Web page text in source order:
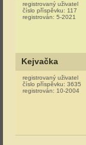
registrovaný uživatel
číslo příspěvku: 117
registrován: 5-2021
Kejvačka
registrovaný uživatel
číslo příspěvku: 3635
registrován: 10-2004